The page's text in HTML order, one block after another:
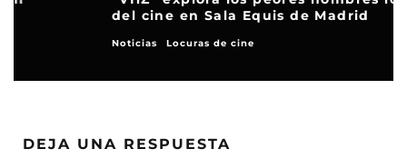
del cine en Sala Equis de Madrid
Locuras de cine
DEJA UNA RESPUESTA